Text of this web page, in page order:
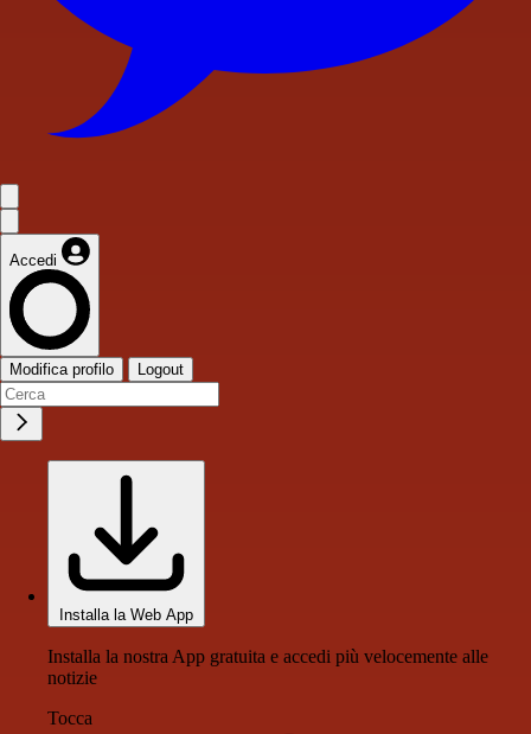
Accedi
Modifica profilo Logout
Installa la Web App
Installa la nostra App gratuita e accedi più velocemente alle
notizie
Tocca